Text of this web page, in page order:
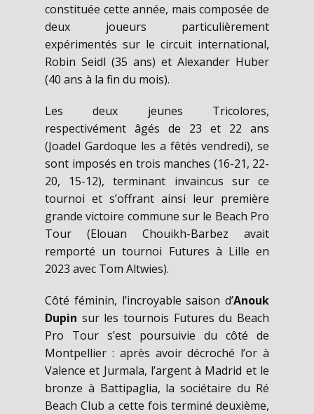
constituée cette année, mais composée de
deux joueurs particulièrement
expérimentés sur le circuit international,
Robin Seidl (35 ans) et Alexander Huber
(40 ans à la fin du mois).
Les deux jeunes Tricolores,
respectivément âgés de 23 et 22 ans
(Joadel Gardoque les a fêtés vendredi), se
sont imposés en trois manches (16-21, 22-
20, 15-12), terminant invaincus sur ce
tournoi et s’offrant ainsi leur première
grande victoire commune sur le Beach Pro
Tour (Elouan Chouikh-Barbez avait
remporté un tournoi Futures à Lille en
2023 avec Tom Altwies).
Côté féminin, l’incroyable saison d’Anouk
Dupin sur les tournois Futures du Beach
Pro Tour s’est poursuivie du côté de
Montpellier : après avoir décroché l’or à
Valence et Jurmala, l’argent à Madrid et le
bronze à Battipaglia, la sociétaire du Ré
Beach Club a cette fois terminé deuxième,